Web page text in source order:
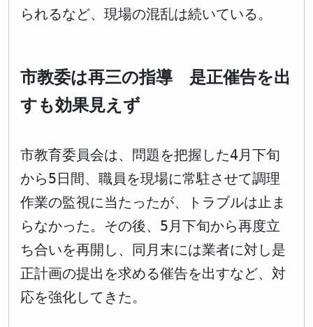
られるなど、現場の混乱は続いている。
市教委は再三の指導 是正催告を出
すも効果見えず
市教育委員会は、問題を把握した4月下旬
から5日間、職員を現場に常駐させて調理
作業の監視に当たったが、トラブルは止ま
らなかった。その後、5月下旬から再度立
ち合いを再開し、同月末には業者に対し是
正計画の提出を求める催告を出すなど、対
応を強化してきた。